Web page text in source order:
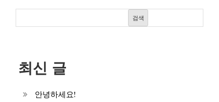
검색
최신 글
안녕하세요!